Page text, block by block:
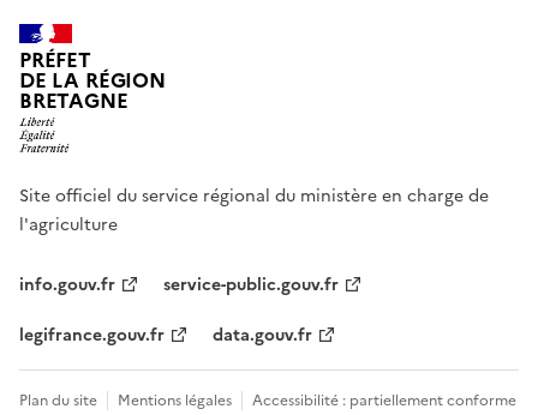
PRÉFET
DE LA RÉGION
BRETAGNE
Site officiel du service régional du ministère en charge de
l'agriculture
info.gouv.fr
service-public.gouv.fr
legifrance.gouv.fr
data.gouv.fr
Plan du site Mentions légales Accessibilité : partiellement conforme